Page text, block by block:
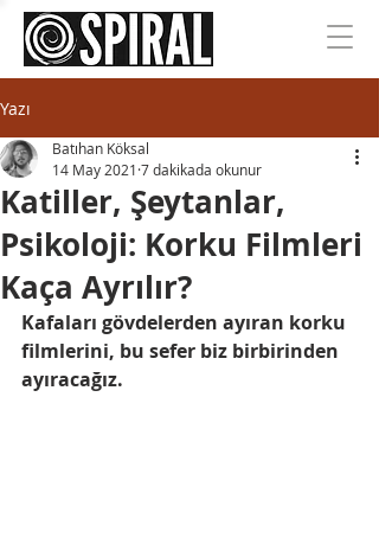
Yazı
Katiller, Şeytanlar,
Psikoloji: Korku Filmleri
Kaça Ayrılır?
Batıhan Köksal
14 May 2021 7 dakikada okunur
Kafaları gövdelerden ayıran korku
filmlerini, bu sefer biz birbirinden
ayıracağız.